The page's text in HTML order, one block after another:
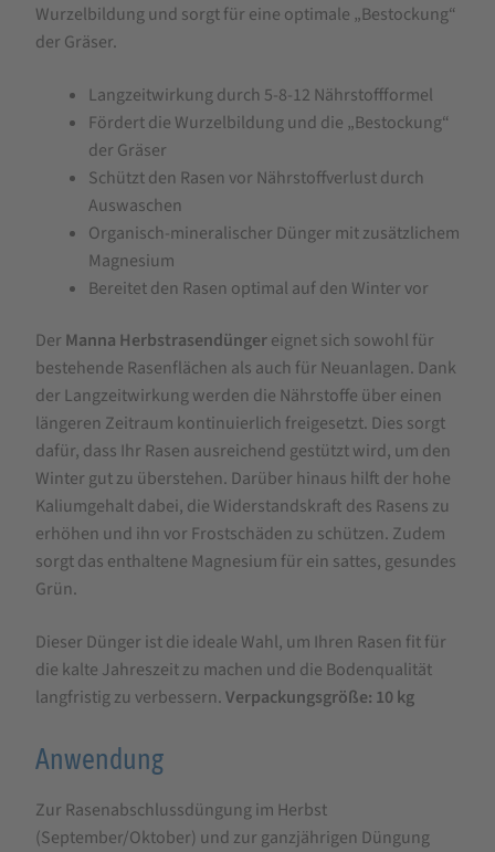
Wurzelbildung und sorgt für eine optimale „Bestockung“
der Gräser.
Langzeitwirkung durch 5-8-12 Nährstoffformel
Fördert die Wurzelbildung und die „Bestockung“
der Gräser
Schützt den Rasen vor Nährstoffverlust durch
Auswaschen
Organisch-mineralischer Dünger mit zusätzlichem
Magnesium
Bereitet den Rasen optimal auf den Winter vor
Der Manna Herbstrasendüngereignet sich sowohl für
bestehende Rasenflächen als auch für Neuanlagen. Dank
der Langzeitwirkung werden die Nährstoffe über einen
längeren Zeitraum kontinuierlich freigesetzt. Dies sorgt
dafür, dass Ihr Rasen ausreichend gestützt wird, um den
Winter gut zu überstehen. Darüber hinaus hilft der hohe
Kaliumgehalt dabei, die Widerstandskraft des Rasens zu
erhöhen und ihn vor Frostschäden zu schützen. Zudem
sorgt das enthaltene Magnesium für ein sattes, gesundes
Grün.
Dieser Dünger ist die ideale Wahl, um Ihren Rasen fit für
die kalte Jahreszeit zu machen und die Bodenqualität
langfristig zu verbessern.Verpackungsgröße: 10 kg
Anwendung
Zur Rasenabschlussdüngung im Herbst
(September/Oktober) und zur ganzjährigen Düngung